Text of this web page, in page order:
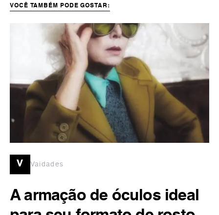
VOCÊ TAMBÉM PODE GOSTAR:
v Vaidades
A armação de óculos ideal